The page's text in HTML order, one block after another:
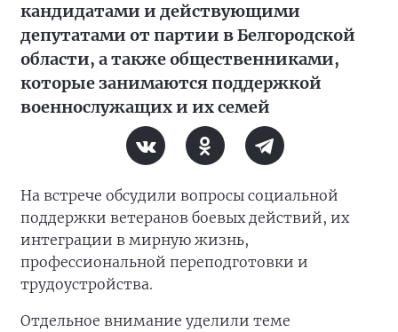
кандидатами и действующими
депутатами от партии в Белгородской
области, а также общественниками,
которые занимаются поддержкой
военнослужащих и их семей
На встрече обсудили вопросы социальной
поддержки ветеранов боевых действий, их
интеграции в мирную жизнь,
профессиональной переподготовки и
трудоустройства.
Отдельное внимание уделили теме